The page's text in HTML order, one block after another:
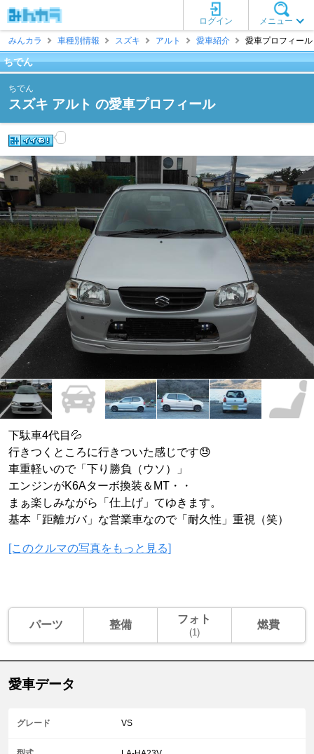
メニュー
ログイン
みんカラ
車種別情報 スズキ アルト 愛車紹介 愛車プロフィー
ちでん
ちでん
スズキ アルト の愛車プロフィール
下駄車4代目💦
行きつくところに行きついた感じです😓
車重軽いので「下り勝負（ウソ）」
エンジンがK6Aターボ換装＆MT・・
まぁ楽しみながら「仕上げ」てゆきます。
基本「距離ガバ」な営業車なので「耐久性」重視（笑）
[このクルマの写真をもっと見る]
パーツ 整備 フォト
(1)
燃費
愛車データ
グレード VS